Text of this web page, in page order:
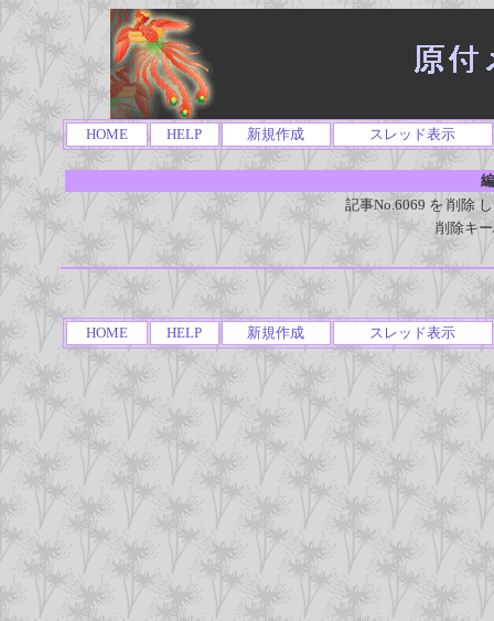
HOME HELP 新規作成 スレッド表示
記事No.6069 を 削除
削除キ
HOME HELP 新規作成 スレッド表示